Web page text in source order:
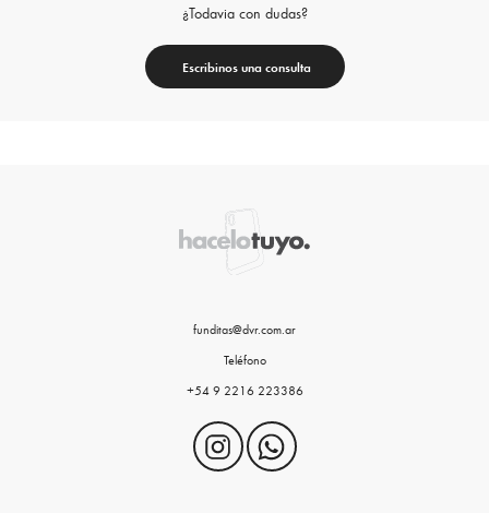
¿Todavia con dudas?
Escribinos una consulta
funditas@dvr.com.ar
Teléfono
+54 9 2216 223386